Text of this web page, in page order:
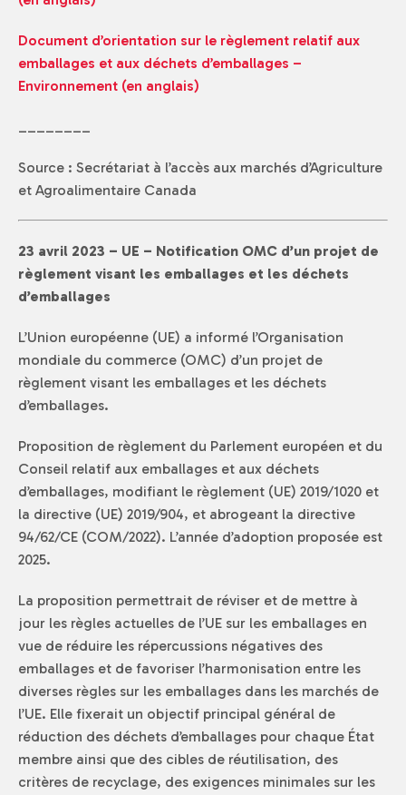
Document d’orientation sur le règlement relatif aux
emballages et aux déchets d’emballages –
Environnement (en anglais)
________
Source : Secrétariat à l’accès aux marchés d’Agriculture
et Agroalimentaire Canada
23 avril 2023 – UE – Notification OMC d’un projet de
règlement visant les emballages et les déchets
d’emballages
L’Union européenne (UE) a informé l’Organisation
mondiale du commerce (OMC) d’un projet de
règlement visant les emballages et les déchets
d’emballages.
Proposition de règlement du Parlement européen et du
Conseil relatif aux emballages et aux déchets
d’emballages, modifiant le règlement (UE) 2019/1020 et
la directive (UE) 2019/904, et abrogeant la directive
94/62/CE (COM/2022). L’année d’adoption proposée est
2025.
La proposition permettrait de réviser et de mettre à
jour les règles actuelles de l’UE sur les emballages en
vue de réduire les répercussions négatives des
emballages et de favoriser l’harmonisation entre les
diverses règles sur les emballages dans les marchés de
l’UE. Elle fixerait un objectif principal général de
réduction des déchets d’emballages pour chaque État
membre ainsi que des cibles de réutilisation, des
critères de recyclage, des exigences minimales sur les